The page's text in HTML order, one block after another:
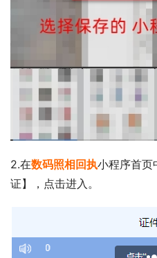
2.在数码照相回执小程序首页
证】，点击进入。